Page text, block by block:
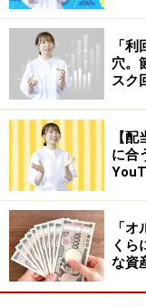
音響用スピーカー
はヘッドセット
います。ダウン
です。
■京セラ <6971>
正確で安定した信
晶振動子を供給し
数は国際機関で決
時計が正確に動
た、イメージセン
ます。
「
穴。
スク
【
に合
「
くら
な資